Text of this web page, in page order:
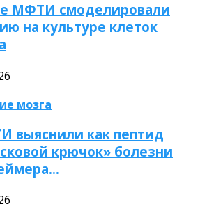
МФТИ смоделировали
на культуре клеток
мозга
выяснили как пептид
крючок» болезни